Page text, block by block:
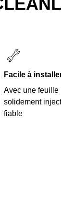
Facile à
Avec une feuille
solidement
fiable